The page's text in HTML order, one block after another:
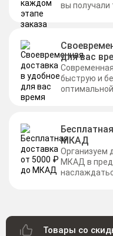
вы получали
для вас
быструю и
МКАД
Организуем
МКАД в
Товары со